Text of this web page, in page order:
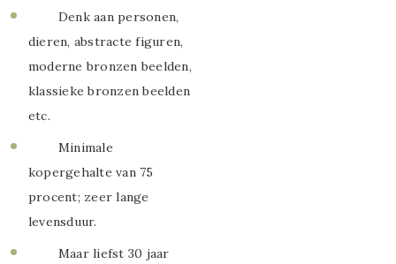
Denk aan personen,
dieren, abstracte figuren,
moderne bronzen beelden,
klassieke bronzen beelden
etc.
Minimale
kopergehalte van 75
procent; zeer lange
levensduur.
Maar liefst 30 jaar